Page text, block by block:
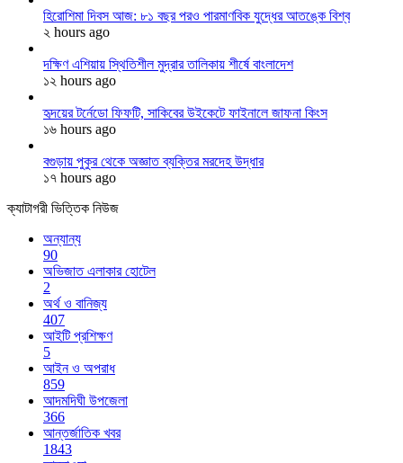
হিরোশিমা দিবস আজ: ৮১ বছর পরও পারমাণবিক যুদ্ধের আতঙ্কে বিশ্ব
২ hours ago
দক্ষিণ এশিয়ায় স্থিতিশীল মুদ্রার তালিকায় শীর্ষে বাংলাদেশ
১২ hours ago
হৃদয়ের টর্নেডো ফিফটি, সাকিবের উইকেটে ফাইনালে জাফনা কিংস
১৬ hours ago
বগুড়ায় পুকুর থেকে অজ্ঞাত ব্যক্তির মরদেহ উদ্ধার
১৭ hours ago
ক্যাটাগরী ভিত্তিক নিউজ
অন্যান্য
90
অভিজাত এলাকার হোটেল
2
অর্থ ও বানিজ্য
407
আইটি প্রশিক্ষণ
5
আইন ও অপরাধ
859
আদমদিঘী উপজেলা
366
আন্তর্জাতিক খবর
1843